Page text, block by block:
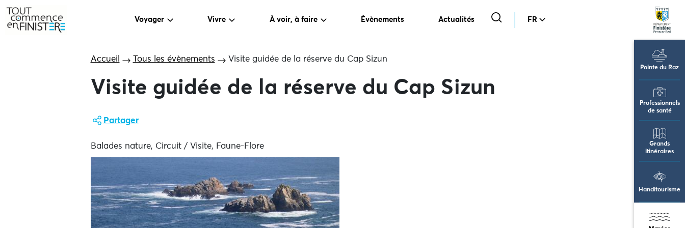
Voyager Vivre À voir, à faire Évènements Actualités FR
Pointe du Raz
Professionnels
de santé
Grands
itinéraires
Handitourisme
Accueil Tous les évènements Visite guidée de la réserve du Cap Sizun
Visite guidée de la réserve du Cap Sizun
Partager
Balades nature, Circuit / Visite, Faune-Flore